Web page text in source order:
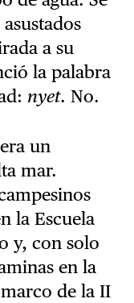
a su
la palabra
nyet. No.
un
mar.
la Escuela
y, con solo
en la
de la II